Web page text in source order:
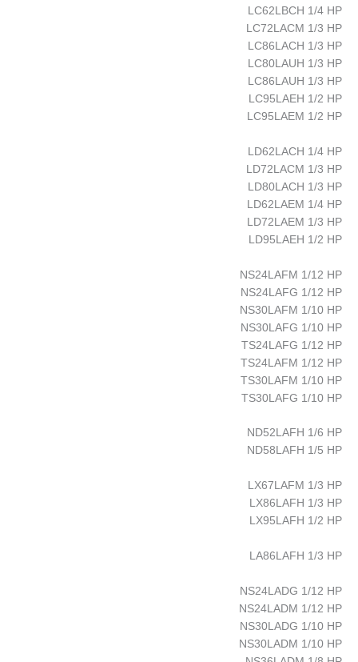
LC62LBCH 1/4 HP
LC72LACM 1/3 HP
LC86LACH 1/3 HP
LC80LAUH 1/3 HP
LC86LAUH 1/3 HP
LC95LAEH 1/2 HP
LC95LAEM 1/2 HP
LD62LACH 1/4 HP
LD72LACM 1/3 HP
LD80LACH 1/3 HP
LD62LAEM 1/4 HP
LD72LAEM 1/3 HP
LD95LAEH 1/2 HP
NS24LAFM 1/12 HP
NS24LAFG 1/12 HP
NS30LAFM 1/10 HP
NS30LAFG 1/10 HP
TS24LAFG 1/12 HP
TS24LAFM 1/12 HP
TS30LAFM 1/10 HP
TS30LAFG 1/10 HP
ND52LAFH 1/6 HP
ND58LAFH 1/5 HP
LX67LAFM 1/3 HP
LX86LAFH 1/3 HP
LX95LAFH 1/2 HP
LA86LAFH 1/3 HP
NS24LADG 1/12 HP
NS24LADM 1/12 HP
NS30LADG 1/10 HP
NS30LADM 1/10 HP